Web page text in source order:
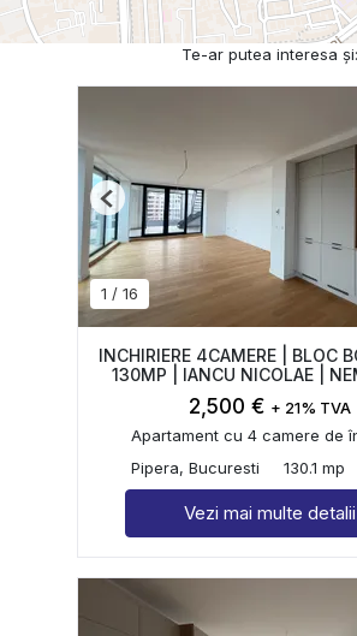
Te-ar putea interesa și:
1 / 16
Previous
INCHIRIERE 4CAMERE | BLOC
130MP | IANCU NICOLAE |
2,500 € + 21% TVA
Apartament cu 4 camere de
Pipera, Bucuresti
130.1 mp
Vezi mai multe detalii